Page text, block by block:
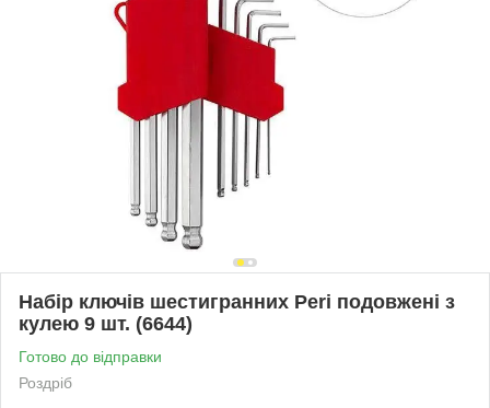
Набір ключів шестигранних Peri подовжені з
кулею 9 шт. (6644)
Готово до відправки
Роздріб